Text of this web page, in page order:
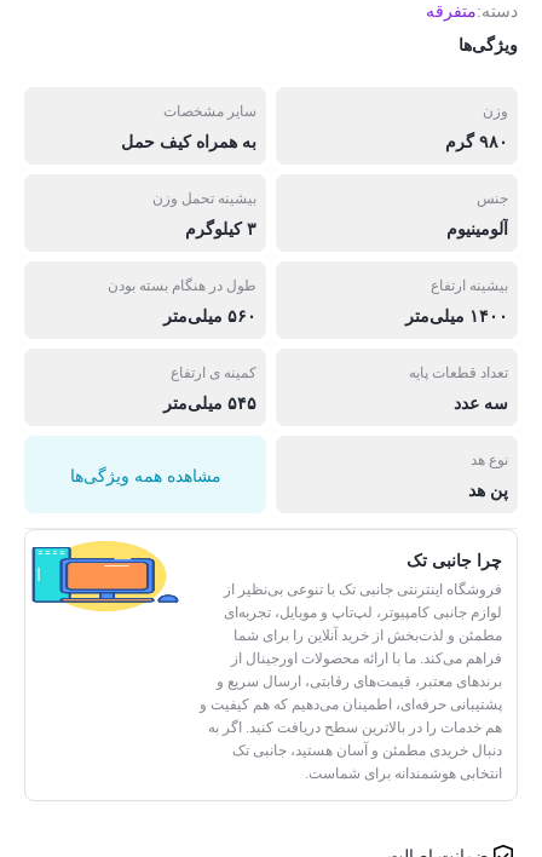
دسته:متفرقه
ویژگی‌ها
وزن
۹۸۰ گرم
سایر مشخصات
به همراه کیف حمل
جنس
آلومینیوم
بیشینه تحمل وزن
۳ کیلوگرم
بیشینه ارتفاع
۱۴۰۰ میلی‌متر
طول در هنگام بسته بودن
۵۶۰ میلی‌متر
تعداد قطعات پایه
سه عدد
کمینه ی ارتفاع
۵۴۵ میلی‌متر
نوع هد
پن هد
مشاهده همه ویژگی‌ها
چرا جانبی تک
فروشگاه اینترنتی جانبی تک با تنوعی بی‌نظیر از
لوازم جانبی کامپیوتر، لپ‌تاپ و موبایل، تجربه‌ای
مطمئن و لذت‌بخش از خرید آنلاین را برای شما
فراهم می‌کند. ما با ارائه محصولات اورجینال از
برندهای معتبر، قیمت‌های رقابتی، ارسال سریع و
پشتیبانی حرفه‌ای، اطمینان می‌دهیم که هم کیفیت و
هم خدمات را در بالاترین سطح دریافت کنید. اگر به
دنبال خریدی مطمئن و آسان هستید، جانبی تک
انتخابی هوشمندانه برای شماست.